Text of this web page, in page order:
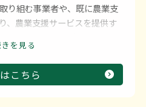
り組む事業者や、既に農業支
、農業支援サービスを提供す
、サービス提供の試行・改良
等の導入を支援します。
請書類を国による公募で選定
を見る
こちら